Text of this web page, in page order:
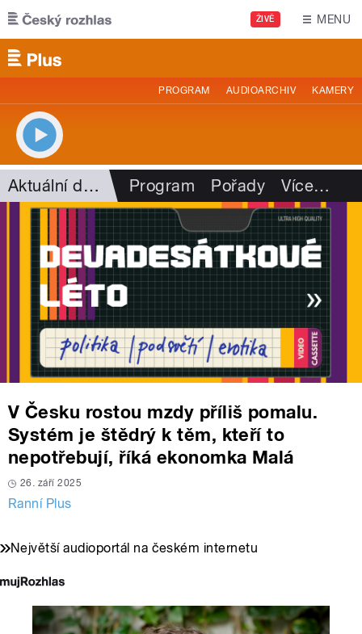
Přejít k hlavnímu obsahu
ŽIVĚ MENU
PROGRAM AUDIOARCHIV KAMERY
Aktuální dění Program Pořady Více…
V Česku rostou mzdy příliš pomalu.
Systém je štědrý k těm, kteří to
nepotřebují, říká ekonomka Malá
26. září 2025
Ranní Plus
Největší audioportál na českém internetu